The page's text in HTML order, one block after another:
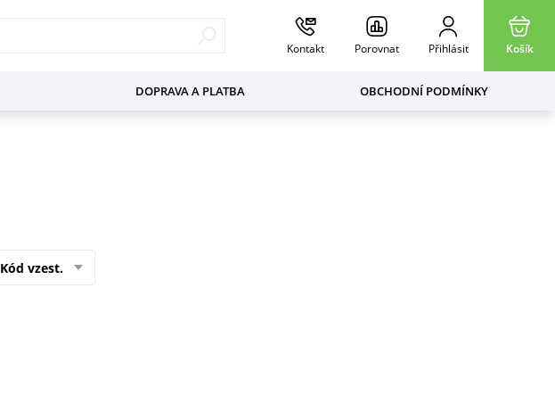
Kontakt Porovnat Přihlásit Košík
DOPRAVA A PLATBA OBCHODNÍ PODMÍNKY
Kód vzest.